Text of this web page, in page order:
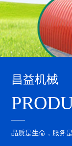
昌益机械
品质是生命，服务